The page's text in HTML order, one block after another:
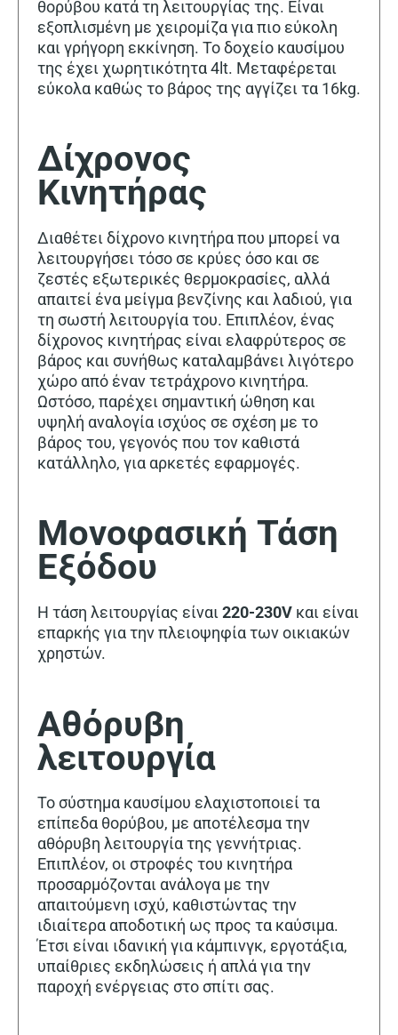
θορύβου κατά τη λειτουργίας της. Είναι
εξοπλισμένη με χειρομίζα για πιο εύκολη
και γρήγορη εκκίνηση. Το δοχείο καυσίμου
της έχει χωρητικότητα 4lt. Μεταφέρεται
εύκολα καθώς το βάρος της αγγίζει τα 16kg.
Δίχρονος
Κινητήρας
Διαθέτει δίχρονο κινητήρα που μπορεί να
λειτουργήσει τόσο σε κρύες όσο και σε
ζεστές εξωτερικές θερμοκρασίες, αλλά
απαιτεί ένα μείγμα βενζίνης και λαδιού, για
τη σωστή λειτουργία του. Επιπλέον, ένας
δίχρονος κινητήρας είναι ελαφρύτερος σε
βάρος και συνήθως καταλαμβάνει λιγότερο
χώρο από έναν τετράχρονο κινητήρα.
Ωστόσο, παρέχει σημαντική ώθηση και
υψηλή αναλογία ισχύος σε σχέση με το
βάρος του, γεγονός που τον καθιστά
κατάλληλο, για αρκετές εφαρμογές.
Μονοφασική Τάση
Εξόδου
Η τάση λειτουργίας είναι 220-230V και είναι
επαρκής για την πλειοψηφία των οικιακών
χρηστών.
Αθόρυβη
λειτουργία
Το σύστημα καυσίμου ελαχιστοποιεί τα
επίπεδα θορύβου, με αποτέλεσμα την
αθόρυβη λειτουργία της γεννήτριας.
Επιπλέον, οι στροφές του κινητήρα
προσαρμόζονται ανάλογα με την
απαιτούμενη ισχύ, καθιστώντας την
ιδιαίτερα αποδοτική ως προς τα καύσιμα.
Έτσι είναι ιδανική για κάμπινγκ, εργοτάξια,
υπαίθριες εκδηλώσεις ή απλά για την
παροχή ενέργειας στο σπίτι σας.